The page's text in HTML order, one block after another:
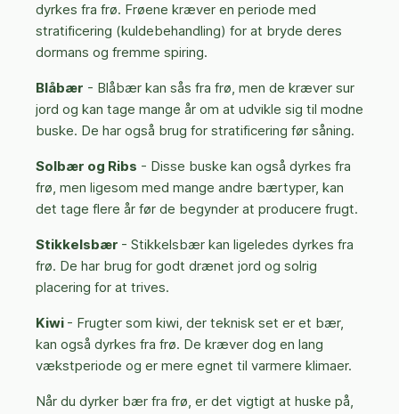
dyrkes fra frø. Frøene kræver en periode med
stratificering (kuldebehandling) for at bryde deres
dormans og fremme spiring.
Blåbær - Blåbær kan sås fra frø, men de kræver sur
jord og kan tage mange år om at udvikle sig til modne
buske. De har også brug for stratificering før såning.
Solbær og Ribs - Disse buske kan også dyrkes fra
frø, men ligesom med mange andre bærtyper, kan
det tage flere år før de begynder at producere frugt.
Stikkelsbær - Stikkelsbær kan ligeledes dyrkes fra
frø. De har brug for godt drænet jord og solrig
placering for at trives.
Kiwi - Frugter som kiwi, der teknisk set er et bær,
kan også dyrkes fra frø. De kræver dog en lang
vækstperiode og er mere egnet til varmere klimaer.
Når du dyrker bær fra frø, er det vigtigt at huske på,